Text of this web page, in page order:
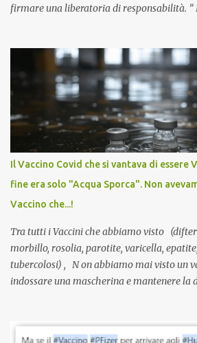
firmare una liberatoria di responsabilità. ”
pandemia. Un interrogativo che dovrebbe
ancora il coraggio di pensare con la
anti-Covid, un pro-farmaco, con
sviluppato in tempi record, con tecnologie
larga scala, ancora oggetto di studio e di
internazionale serve solo una firma. La
anche a persone sane, giovani, senza
serve una prescrizione. Non c’è diagnosi.
L’unico atto richiesto è una fi...
Il Vaccino Covid che si vantava di essere
fine era solo "Acqua Sporca". Non
Vaccino che...!
Tra tutti i Vaccini che abbiamo visto
morbillo, rosolia, parotite, varicella,
tubercolosi) , N on abbiamo mai visto un
indossare una mascherina e mantenere la
vaccinazione. Non avevamo mai sentito